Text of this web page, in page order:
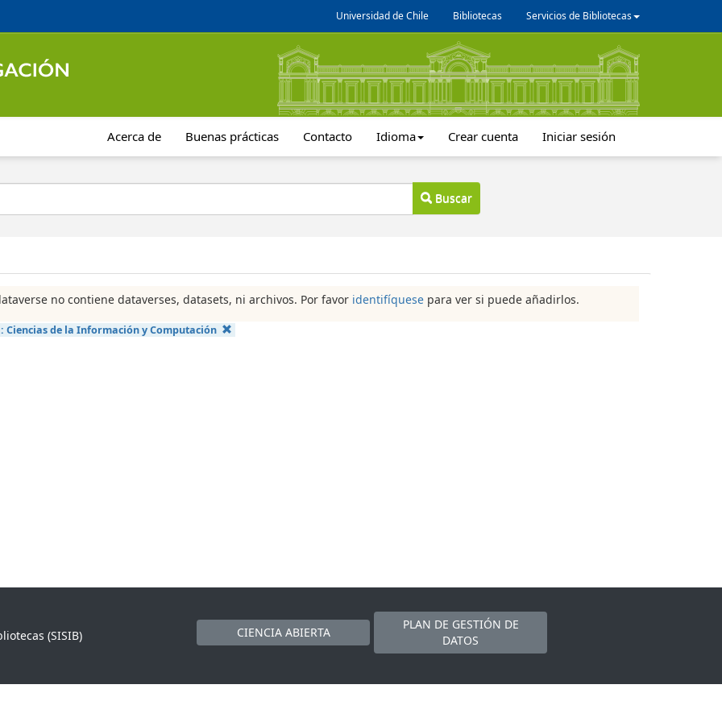
Universidad de Chile Bibliotecas Servicios de Bibliotecas
Acerca de Buenas prácticas Contacto Idioma Crear cuenta Iniciar sesión
Buscar
no contiene dataverses, datasets, ni archivos. Por favor identifíquese para ver si puede añadirlos.
Ciencias de la Información y Computación
(SISIB)
CIENCIA ABIERTA
PLAN DE GESTIÓN DE
DATOS